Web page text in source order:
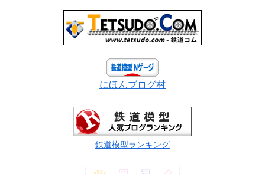
にほんブログ村
鉄道模型ランキング